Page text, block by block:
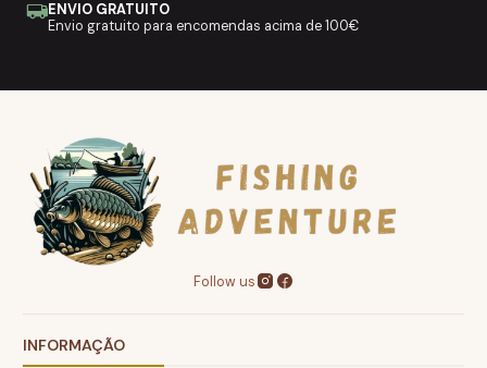
ENVIO GRATUITO
Envio gratuito para encomendas acima de 100€
Follow us
INFORMAÇÃO